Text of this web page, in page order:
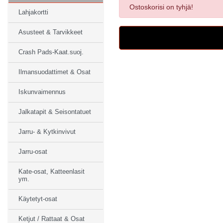
Ostoskorisi on tyhjä!
Lahjakortti
Asusteet & Tarvikkeet
Crash Pads-Kaat.suoj.
Ilmansuodattimet & Osat
Iskunvaimennus
Jalkatapit & Seisontatuet
Jarru- & Kytkinvivut
Jarru-osat
Kate-osat, Katteenlasit
ym.
Käytetyt-osat
Ketjut / Rattaat & Osat